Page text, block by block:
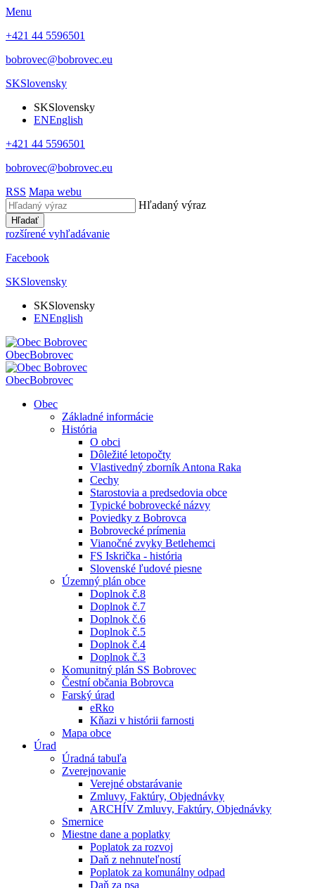
Menu
+421 44 5596501
bobrovec@bobrovec.eu
SKSlovensky
SKSlovensky
ENEnglish
+421 44 5596501
bobrovec@bobrovec.eu
RSS Mapa webu
Hľadaný výraz
Hľadať
rozšírené vyhľadávanie
Facebook
SKSlovensky
SKSlovensky
ENEnglish
ObecBobrovec
ObecBobrovec
Obec
Základné informácie
História
O obci
Dôležité letopočty
Vlastivedný zborník Antona Raka
Cechy
Starostovia a predsedovia obce
Typické bobrovecké názvy
Poviedky z Bobrovca
Bobrovecké prímenia
Vianočné zvyky Betlehemci
FS Iskrička - história
Slovenské ľudové piesne
Územný plán obce
Doplnok č.8
Doplnok č.7
Doplnok č.6
Doplnok č.5
Doplnok č.4
Doplnok č.3
Komunitný plán SS Bobrovec
Čestní občania Bobrovca
Farský úrad
eRko
Kňazi v histórii farnosti
Mapa obce
Úrad
Úradná tabuľa
Zverejnovanie
Verejné obstarávanie
Zmluvy, Faktúry, Objednávky
ARCHÍV Zmluvy, Faktúry, Objednávky
Smernice
Miestne dane a poplatky
Poplatok za rozvoj
Daň z nehnuteľností
Poplatok za komunálny odpad
Daň za psa